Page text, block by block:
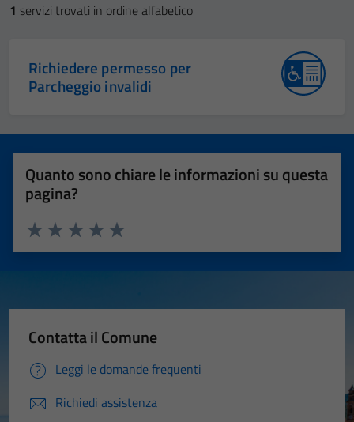
1 servizi trovati in ordine alfabetico
Richiedere permesso per
Parcheggio invalidi
Quanto sono chiare le informazioni su questa
pagina?
Valuta 5 stelle su 5
Valuta 4 stelle su 5
Valuta 3 stelle su 5
Valuta 2 stelle su 5
Valuta 1 stelle su 5
Contatta il Comune
Leggi le domande frequenti
Richiedi assistenza